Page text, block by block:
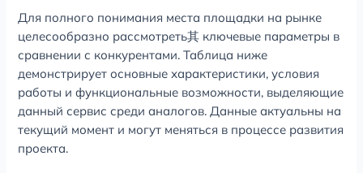
Для полного понимания места площадки на рынке
целесообразно рассмотреть其 ключевые параметры в
сравнении с конкурентами. Таблица ниже
демонстрирует основные характеристики, условия
работы и функциональные возможности, выделяющие
данный сервис среди аналогов. Данные актуальны на
текущий момент и могут меняться в процессе развития
проекта.